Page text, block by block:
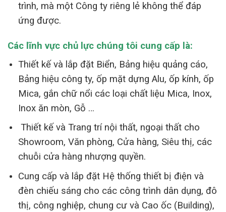
trình, mà một Công ty riêng lẻ không thể đáp
ứng được.
Các lĩnh vực chủ lực chúng tôi cung cấp là:
Thiết kế và lắp đặt Biển, Bảng hiệu quảng cáo,
Bảng hiệu công ty, ốp mặt dựng Alu, ốp kính, ốp
Mica, gắn chữ nổi các loại chất liệu Mica, Inox,
Inox ăn mòn, Gỗ …
Thiết kế và Trang trí nội thất, ngoại thất cho
Showroom, Văn phòng, Cửa hàng, Siêu thị, các
chuỗi cửa hàng nhượng quyền.
Cung cấp và lắp đặt Hệ thống thiết bị điện và
đèn chiếu sáng cho các công trình dân dụng, đô
thị, công nghiệp, chung cư và Cao ốc (Building),